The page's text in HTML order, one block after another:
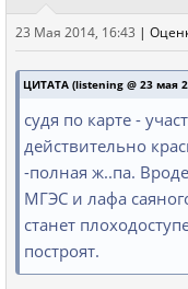
23 Мая 2014, 16:43 |
ЦИТАТА (listening @ 23 мая
судя по карте -
действительно
-полная ж..па.
МГЭС и лафа
станет
построят.